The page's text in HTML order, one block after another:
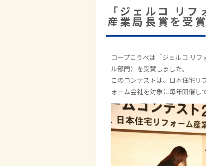
「ジェルコ リ
産業局長賞を受
コープこうべは「ジェルコ リ
ル部門）を受賞しました。
このコンテストは、日本住宅リ
ォーム会社を対象に毎年開催し